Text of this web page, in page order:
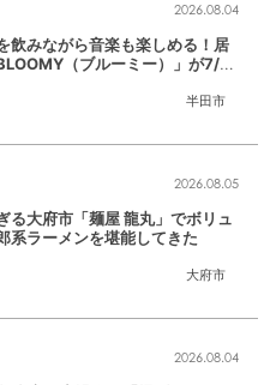
半田市
2026.08.04
飲みながら音楽も楽しめる！居
（ブルーミー）」が7/3
大府市
2026.08.05
る大府市「麺屋 龍丸」でボリュ
系ラーメンを堪能してきた
2026.08.04